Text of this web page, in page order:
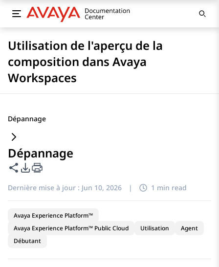
Utilisation de l'aperçu de la
composition dans Avaya
Workspaces
Dépannage
Dépannage
Partager cette page
Options d'exportation PDF
Dernière mise à jour : Jun 10, 2026 | 1 min read
Avaya Experience Platform™
Avaya Experience Platform™ Public Cloud
Utilisation
Agent
Débutant